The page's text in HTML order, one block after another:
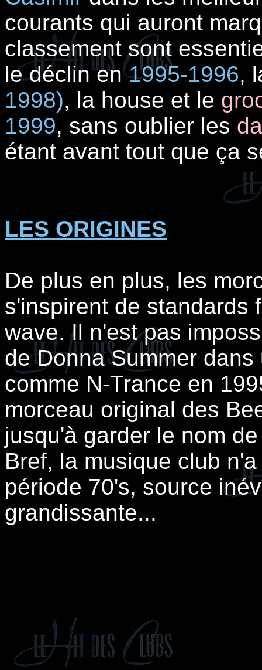
courants qui auront
classement sont
le déclin en1995-1996,
1998), la house et le
1999, sans oublier les
étant avant tout que ça
LES ORIGINES
De plus en plus, les
s'inspirent de standards
wave. Il n'est pas
de Donna Summer
comme N-Trance en
morceau original des
jusqu'à garder le nom
Bref, la musique club
période 70's, source
grandissante...